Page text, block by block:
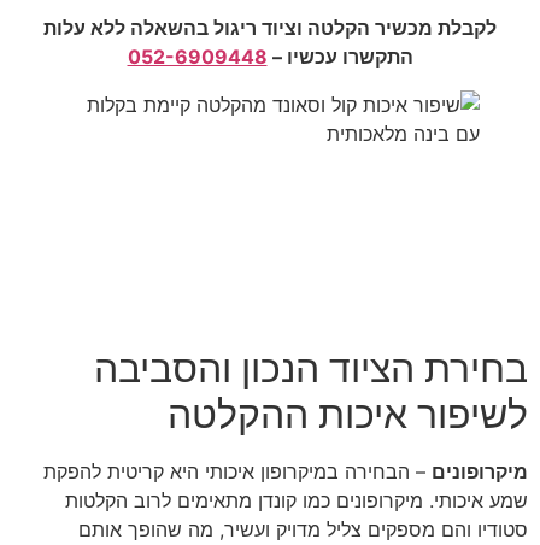
לקבלת מכשיר הקלטה וציוד ריגול בהשאלה ללא עלות
התקשרו עכשיו – 052-6909448
בחירת הציוד הנכון והסביבה
לשיפור איכות ההקלטה
מיקרופונים – הבחירה במיקרופון איכותי היא קריטית להפקת
שמע איכותי. מיקרופונים כמו קונדן מתאימים לרוב הקלטות
סטודיו והם מספקים צליל מדויק ועשיר, מה שהופך אותם